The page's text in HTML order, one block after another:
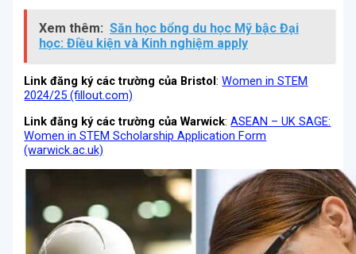
Xem thêm: Săn học bổng du học Mỹ bậc Đại
học: Điều kiện và Kinh nghiệm apply
Link đăng ký các trường của Bristol:Women in STEM
2024/25 (fillout.com)
Link đăng ký các trường của Warwick:ASEAN – UK SAGE:
Women in STEM Scholarship Application Form
(warwick.ac.uk)